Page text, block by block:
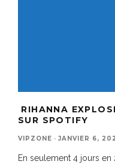
RIHANNA
SUR SPOTIFY
VIPZONE · JANVIER 6,
En seulement 4 jours en